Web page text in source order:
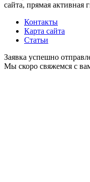
сайта, прямая активная
Контакты
Карта сайта
Статьи
Заявка успешно
Мы скоро свяжемся с